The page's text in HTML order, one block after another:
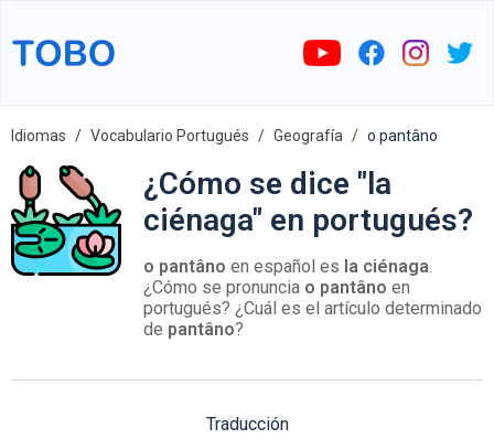
Idiomas Vocabulario Portugués Geografía o pantâno
¿Cómo se dice "la
ciénaga" en portugués?
o pantâno en español es la ciénaga.
¿Cómo se pronuncia o pantâno en
portugués? ¿Cuál es el artículo determinado
de pantâno?
Traducción